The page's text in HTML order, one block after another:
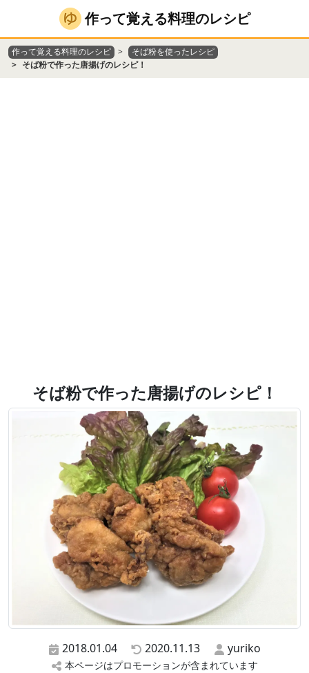
作って覚える料理のレシピ
作って覚える料理のレシピ
そば粉を使ったレシピ
そば粉で作った唐揚げのレシピ！
そば粉で作った唐揚げのレシピ！
2018.01.04 2020.11.13 yuriko
本ページはプロモーションが含まれています